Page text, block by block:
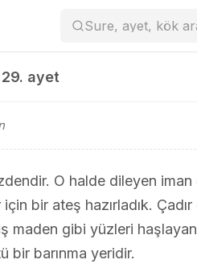
Sure, ayet, kök
29. ayet
O halde dileyen
bir ateş hazırladık.
maden gibi yüzleri haşlayan
bir barınma yeridir.